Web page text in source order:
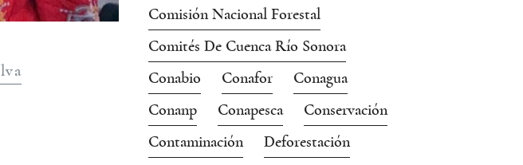
Comisión Nacional Forestal
Comités De Cuenca Río Sonora
Conabio
Conafor
Conagua
Conanp
Conapesca
Conservación
Contaminación
Deforestación